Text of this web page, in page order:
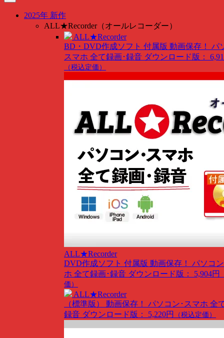
…
2025年 新作
ALL★Recorder（オールレコーダー）
ALL★Recorder
BD・DVD作成ソフト 付属版 動画保存！ パ
スマホ 全て録画･録音 ダウンロード版：
（税込定価）
ALL★Recorder
DVD作成ソフト 付属版 動画保存！ パソコ
ホ 全て録画･録音 ダウンロード版： 5,904円
価）
ALL★Recorder
（標準版） 動画保存！ パソコン･スマホ 全
録音 ダウンロード版： 5,220円 （税込定価）